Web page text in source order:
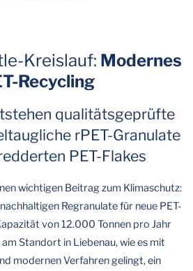
Kreislauf: Modernes
Recycling
qualitätsgeprüfte
rPET-Granulate
PET-Flakes
wichtigen Beitrag zum Klimaschutz:
Regranulate für neue PET-
von 12.000 Tonnen pro Jahr
Standort in Liebenau, wie es mit
modernen Verfahren gelingt, ein